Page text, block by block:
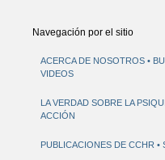
Navegación por el sitio
ACERCA DE NOSOTROS
VIDEOS
LA VERDAD SOBRE LA
ACCIÓN
PUBLICACIONES DE CCHR